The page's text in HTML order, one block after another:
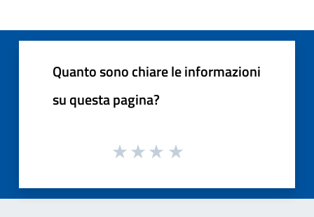
Quanto sono chiare le informazioni
su questa pagina?